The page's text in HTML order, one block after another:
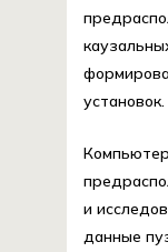
установок.
и
данные